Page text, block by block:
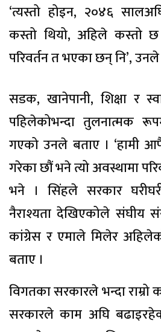
‘त्यस्तो होइन, २०४६
कस्तो थियो, अहिले कस्तो
परिवर्तन त भएका छन् नि’,
सडक, खानेपानी, शिक्षा र
पहिलेकोभन्दा तुलनात्मक
गएको उनले बताए । ‘हामी
गरेका छौं भने त्यो अवस्थामा
भने । सिंहले सरकार
नैराश्यता देखिएकोले संघीय
कांग्रेस र एमाले मिलेर
बताए ।
विगतका सरकारले भन्दा राम्रो
सरकारले काम अघि